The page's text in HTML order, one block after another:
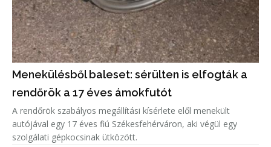
Menekülésből baleset: sérülten is elfogták a
rendőrök a 17 éves ámokfutót
A rendőrök szabályos megállítási kísérlete elől menekült
autójával egy 17 éves fiú Székesfehérváron, aki végül egy
szolgálati gépkocsinak ütközött.